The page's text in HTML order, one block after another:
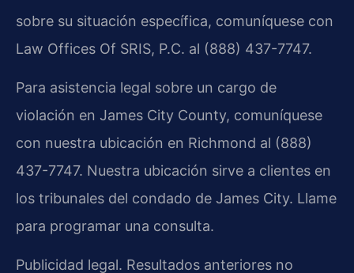
sobre su situación específica, comuníquese con
Law Offices Of SRIS, P.C. al (888) 437-7747.
Para asistencia legal sobre un cargo de
violación en James City County, comuníquese
con nuestra ubicación en Richmond al (888)
437-7747. Nuestra ubicación sirve a clientes en
los tribunales del condado de James City. Llame
para programar una consulta.
Publicidad legal. Resultados anteriores no